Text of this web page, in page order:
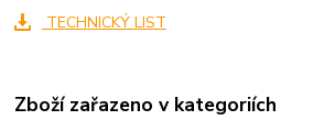
TECHNICKÝ LIST
Zboží zařazeno v kategoriích